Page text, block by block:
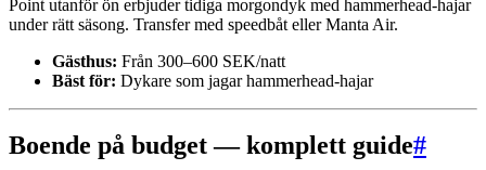
Point utanför ön erbjuder tidiga morgondyk med hammerhead-hajar
under rätt säsong. Transfer med speedbåt eller Manta Air.
Gästhus: Från 300–600 SEK/natt
Bäst för: Dykare som jagar hammerhead-hajar
Boende på budget — komplett guide#